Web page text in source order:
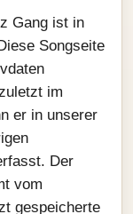
Gang ist in
Songseite
im
er in unserer
Der
vom
gespeicherte